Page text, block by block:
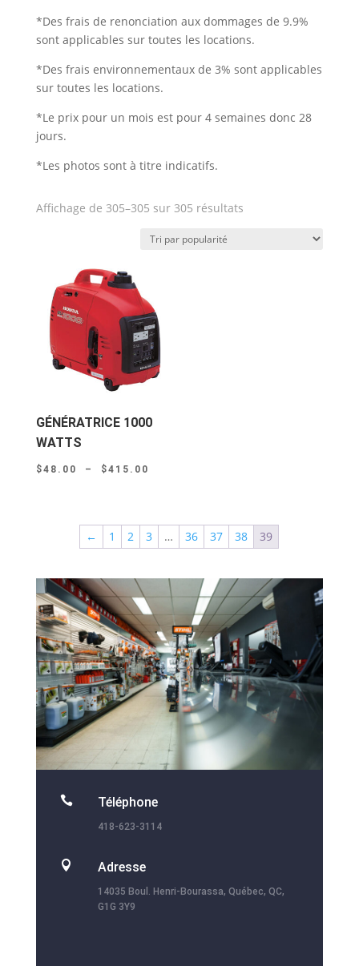
*Des frais de renonciation aux dommages de 9.9%
sont applicables sur toutes les locations.
*Des frais environnementaux de 3% sont applicables
sur toutes les locations.
*Le prix pour un mois est pour 4 semaines donc 28
jours.
*Les photos sont à titre indicatifs.
Affichage de 305–305 sur 305 résultatsTrié
GÉNÉRATRICE 1000
WATTS
$48.00 – $415.00
$48.00
à
← 1 2 3 … 36 37 38 39
 Téléphone
418-623-3114
 Adresse
14035 Boul. Henri-Bourassa, Québec, QC,
G1G 3Y9